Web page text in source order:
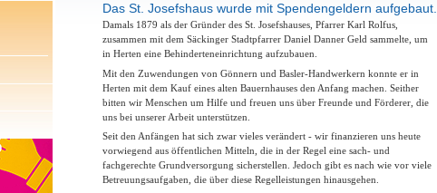
Das St. Josefshaus wurde mit Spendengeldern aufgebaut.
Damals 1879 als der Gründer des St. Josefshauses, Pfarrer Karl Rolfus,
zusammen mit dem Säckinger Stadtpfarrer Daniel Danner Geld sammelte, um
in Herten eine Behinderteneinrichtung aufzubauen.
Mit den Zuwendungen von Gönnern und Basler-Handwerkern konnte er in
Herten mit dem Kauf eines alten Bauernhauses den Anfang machen. Seither
bitten wir Menschen um Hilfe und freuen uns über Freunde und Förderer, die
uns bei unserer Arbeit unterstützen.
Seit den Anfängen hat sich zwar vieles verändert - wir finanzieren uns heute
vorwiegend aus öffentlichen Mitteln, die in der Regel eine sach- und
fachgerechte Grundversorgung sicherstellen. Jedoch gibt es nach wie vor viele
Betreuungsaufgaben, die über diese Regelleistungen hinausgehen.